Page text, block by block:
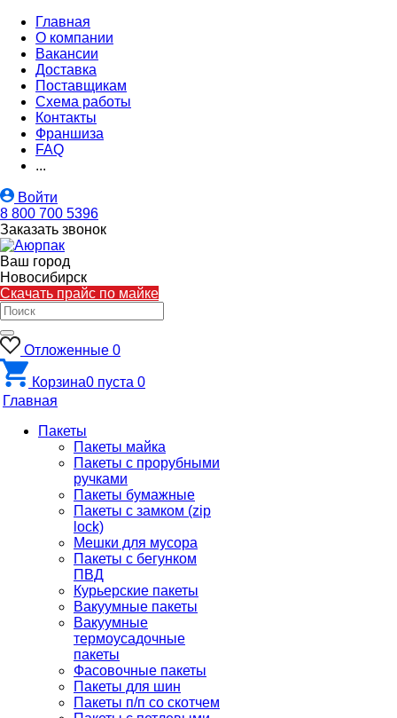
Главная
О компании
Вакансии
Доставка
Поставщикам
Схема работы
Контакты
Франшиза
FAQ
...
Войти
8 800 700 5396
Заказать звонок
Ваш город
Новосибирск
Скачать прайс по майке
Отложенные 0
Корзина0 пуста 0
Главная
Пакеты
Пакеты майка
Пакеты с прорубными
ручками
Пакеты бумажные
Пакеты с замком (zip
lock)
Мешки для мусора
Пакеты с бегунком
ПВД
Курьерские пакеты
Вакуумные пакеты
Вакуумные
термоусадочные
пакеты
Фасовочные пакеты
Пакеты для шин
Пакеты п/п со скотчем